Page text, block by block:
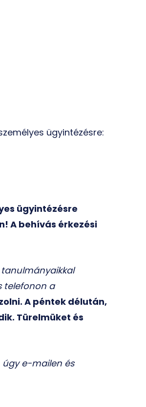
ügyintézésre:
ügyintézésre
A behívás érkezési
telefonon a
A péntek délután,
Türelmüket és
úgy e-mailen és